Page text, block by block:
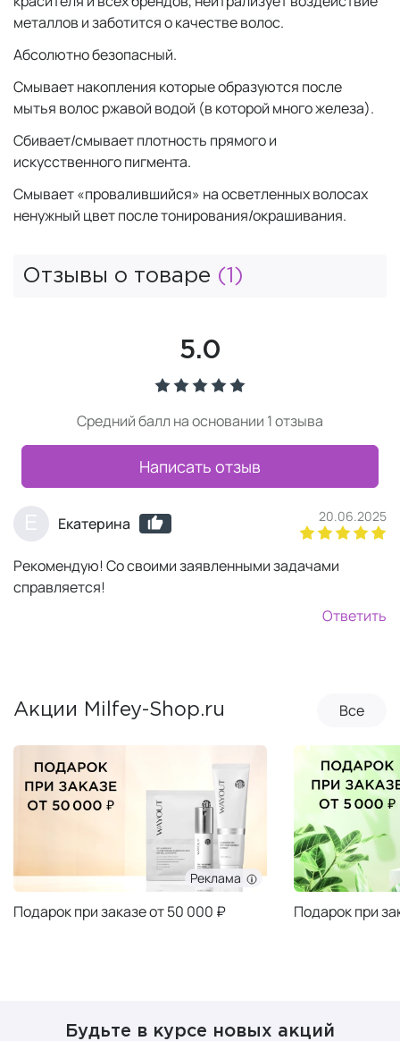
металлов и заботится о качестве волос.
Абсолютно безопасный.
Смывает накопления которые образуются после
мытья волос ржавой водой (в которой много железа).
Сбивает/смывает плотность прямого и
искусственного пигмента.
Смывает «провалившийся» на осветленных волосах
ненужный цвет после тонирования/окрашивания.
Отзывы о товаре (1)
5.0
Средний балл на основании 1 отзыва
Написать отзыв
Екатерина 20.06.2025
Рекомендую! Со своими заявленными задачами
справляется!
Ответить
Акции Milfey-Shop.ru Все
Реклама
Подарок при заказе от 50 000 ₽ Подарок при
Будьте в курсе новых акций